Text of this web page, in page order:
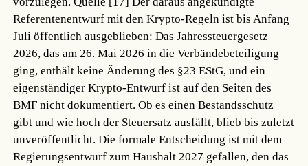
Referentenentwurf mit den Krypto-Regeln ist bis Anfang
Juli öffentlich ausgeblieben: Das Jahressteuergesetz
2026, das am 26. Mai 2026 in die Verbändebeteiligung
ging, enthält keine Änderung des §23 EStG, und ein
eigenständiger Krypto-Entwurf ist auf den Seiten des
BMF nicht dokumentiert. Ob es einen Bestandsschutz
gibt und wie hoch der Steuersatz ausfällt, blieb bis zuletzt
unveröffentlicht. Die formale Entscheidung ist mit dem
Regierungsentwurf zum Haushalt 2027 gefallen, den das